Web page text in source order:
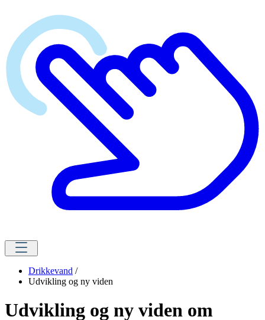
Drikkevand /
Udvikling og ny viden
Udvikling og ny viden om